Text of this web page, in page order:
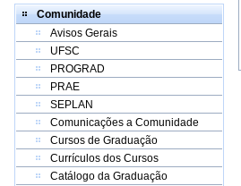
Comunidade
Avisos Gerais
UFSC
PROGRAD
PRAE
SEPLAN
Comunicações a Comunidade
Cursos de Graduação
Currículos dos Cursos
Catálogo da Graduação